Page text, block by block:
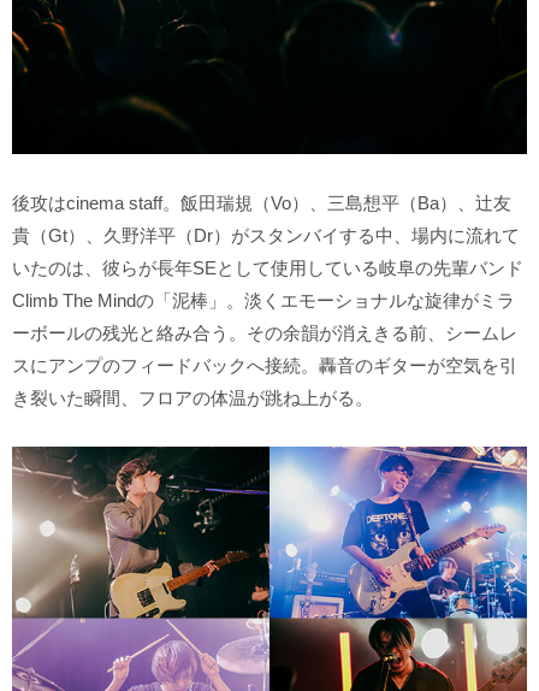
後攻はcinema staff。飯田瑞規（Vo）、三島想平（Ba）、辻友
貴（Gt）、久野洋平（Dr）がスタンバイする中、場内に流れて
いたのは、彼らが長年SEとして使用している岐阜の先輩バンド
Climb The Mindの「泥棒」。淡くエモーショナルな旋律がミラ
ーボールの残光と絡み合う。その余韻が消えきる前、シームレ
スにアンプのフィードバックへ接続。轟音のギターが空気を引
き裂いた瞬間、フロアの体温が跳ね上がる。